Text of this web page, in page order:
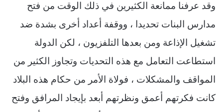
وقد عرفنا ممانعة الكثيرين في ذلك الوقت من فتح
مدارس البنات تحديدا ، ووقفة أعداد أخرى بشدة ضد
تشغيل الإذاعة ومن بعدها التلفزيون ، لكن الدولة
استطاعت التعامل مع هذه التحديات وتجاوز الكثير من
المواقف والمشكلات ، فولاة الأمر من حكام هذه البلاد
كانت فكرتهم أعمق ونظرتهم أبعد بإيجاد المرافق وفتح